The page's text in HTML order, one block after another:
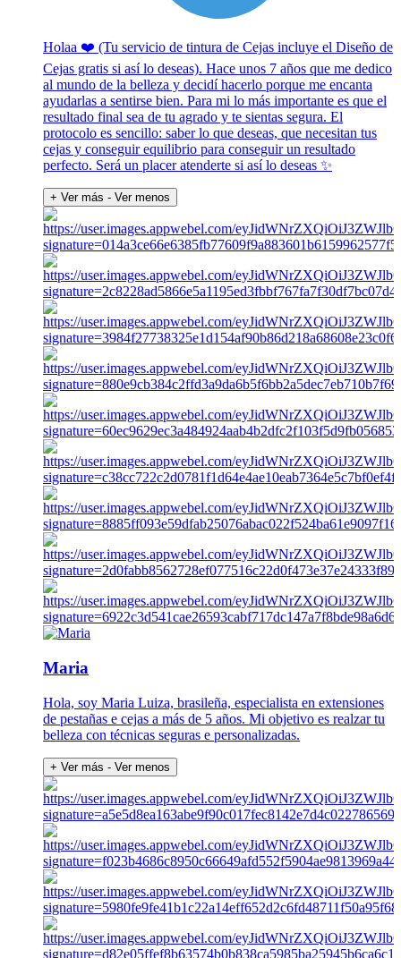
Holaa ❤️ (Tu servicio de tintura de Cejas incluye el Diseño de
Cejas gratis si así lo deseas). Hace unos 7 años que me dedico
al mundo de la belleza y decidí hacerlo porque me encanta
ayudarlas a sentirse bien. Para mi lo más importante es que el
resultado final sea de tu agrado y te sientas segura. El
protocolo es sencillo: saber lo que deseas, que necesitan tus
cejas y conseguir equilibrio para conseguir un resultado
perfecto. Será un placer atenderte si así lo deseas ✨️
+ Ver más - Ver menos
Maria
Hola, soy Maria Luiza, brasileña, especialista en extensiones
de pestañas e cejas a más de 5 años. Mi objetivo es realzar tu
belleza con técnicas seguras e personalizadas.
+ Ver más - Ver menos